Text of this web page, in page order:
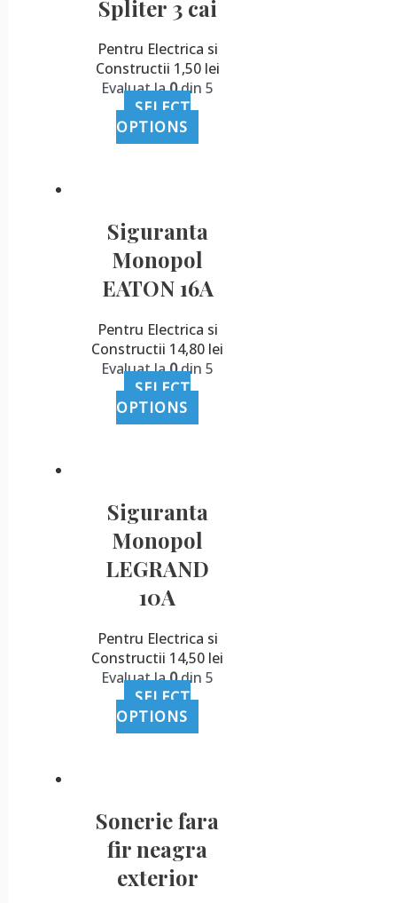
Spliter 3 cai
Pentru Electrica si
Constructii 1,50 lei
Evaluat la0din 5
SELECT
OPTIONS
Siguranta
Monopol
EATON 16A
Pentru Electrica si
Constructii 14,80 lei
Evaluat la0din 5
SELECT
OPTIONS
Siguranta
Monopol
LEGRAND
10A
Pentru Electrica si
Constructii 14,50 lei
Evaluat la0din 5
SELECT
OPTIONS
Sonerie fara
fir neagra
exterior